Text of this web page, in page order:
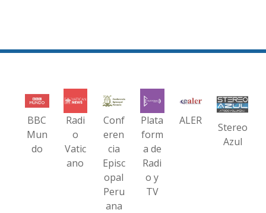
BBC
Mun
do
Radi
o
Vatic
ano
Conf
eren
cia
Episc
opal
Peru
ana
Plata
form
a de
Radi
o y
TV
ALER
Stereo
Azul